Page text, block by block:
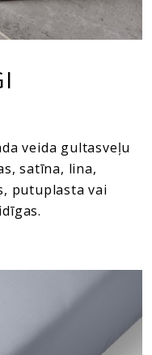
veida gultasveļu
satīna, lina,
putuplasta vai